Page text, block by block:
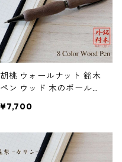
胡桃 ウォールナット 銘木
ペン ウッド 木のボールペ
¥7,700